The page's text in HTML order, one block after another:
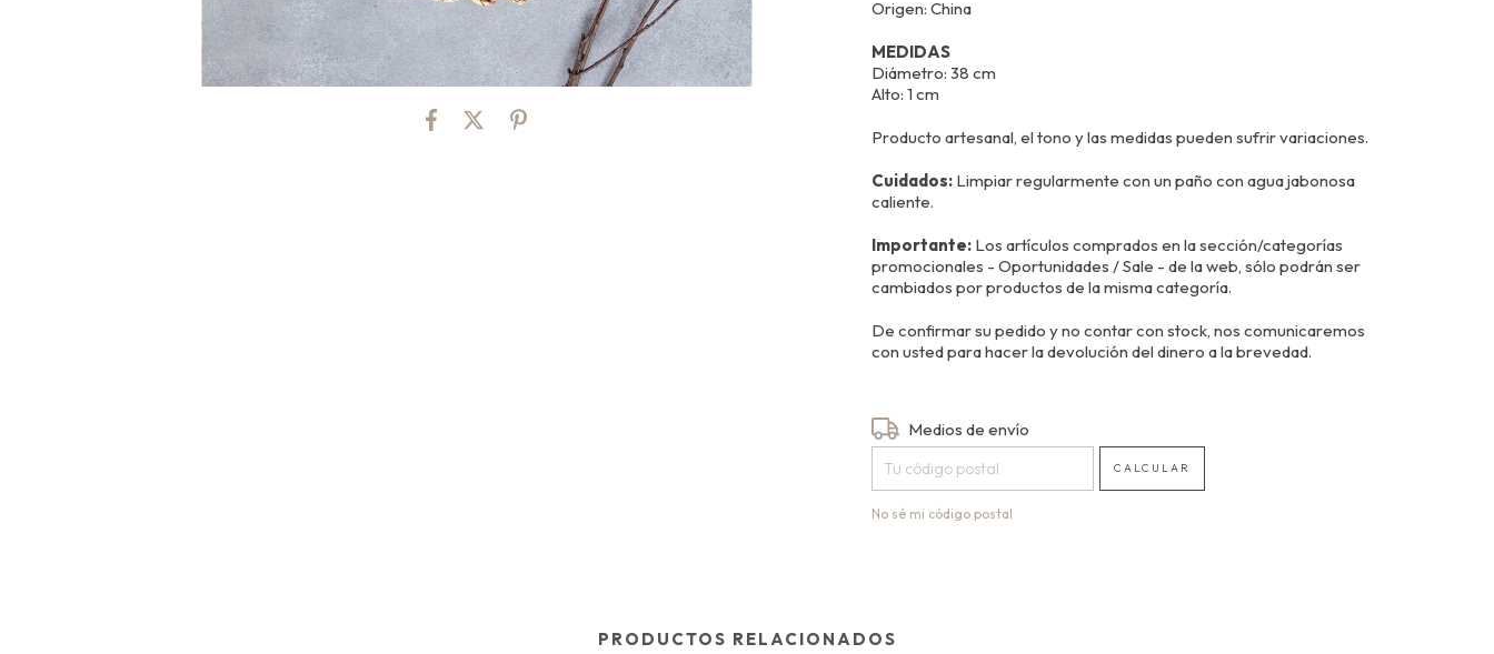
Origen: China
MEDIDAS
Diámetro: 38 cm
Alto: 1 cm
Producto artesanal, el tono y las medidas pueden sufrir variaciones.
Cuidados: Limpiar regularmente con un paño con agua jabonosa
caliente.
Importante: Los artículos comprados en la sección/categorías
promocionales - Oportunidades / Sale - de la web, sólo podrán ser
cambiados por productos de la misma categoría.
De confirmar su pedido y no contar con stock, nos comunicaremos
con usted para hacer la devolución del dinero a la brevedad.
Entregas para el CP:
Medios de envío
CALCULAR
No sé mi código postal
PRODUCTOS RELACIONADOS